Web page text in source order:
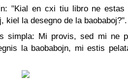
"Kial en cxi tiu libro ne estas
kiel la desegno de la baobaboj?".
simpla: Mi provis, sed mi ne
la baobabojn, mi estis